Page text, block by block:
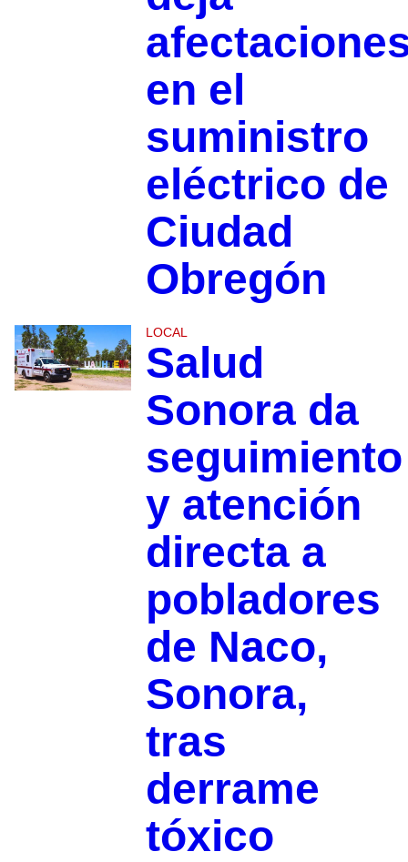
en el
suministro
eléctrico de
Ciudad
Obregón
LOCAL
Salud
Sonora da
seguimiento
y atención
directa a
pobladores
de Naco,
Sonora,
tras
derrame
tóxico